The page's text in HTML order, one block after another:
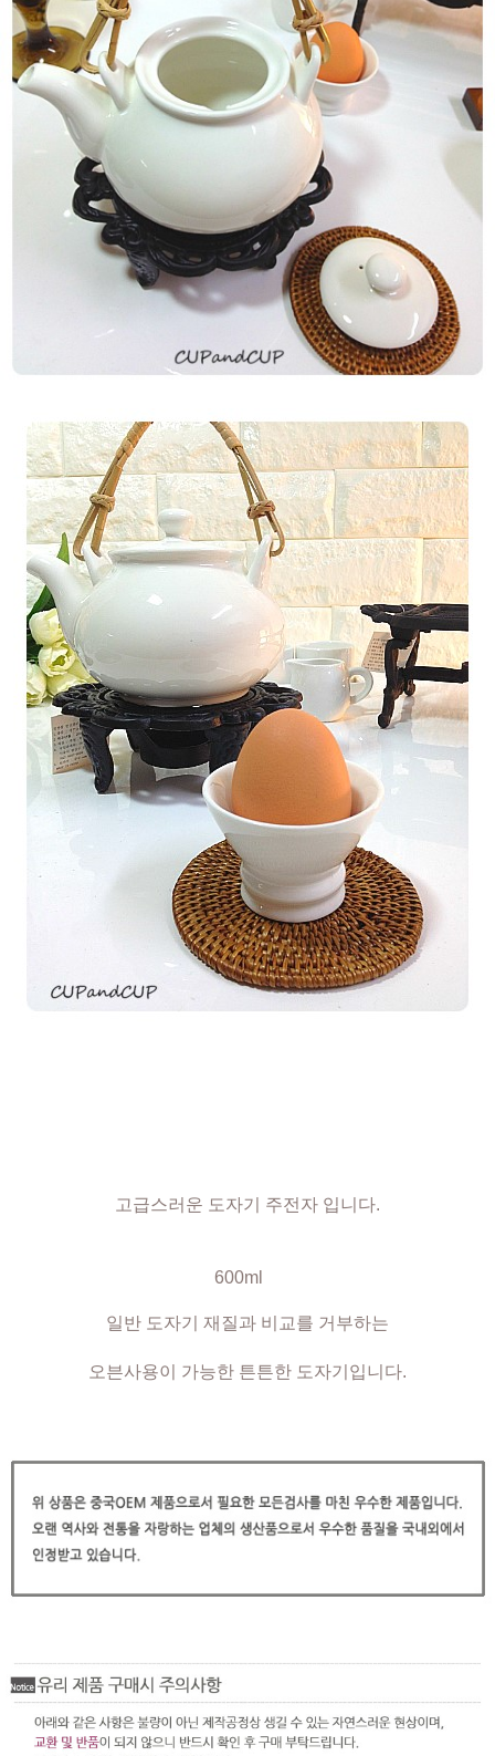
고급스러운 도자기 주전자 입니다.
600ml
일반 도자기 재질과 비교를 거부하는
오븐사용이 가능한 튼튼한 도자기입니다.